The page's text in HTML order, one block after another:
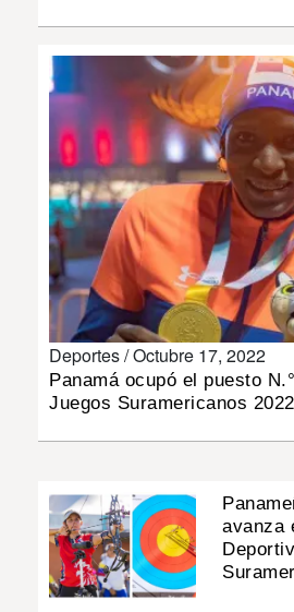
INSÓLITAS
MULTIMEDIA
IMPRESO
Deportes /Octubre 17, 2022
Panamá ocupó el puesto
Juegos Suramericanos 2022
avanza